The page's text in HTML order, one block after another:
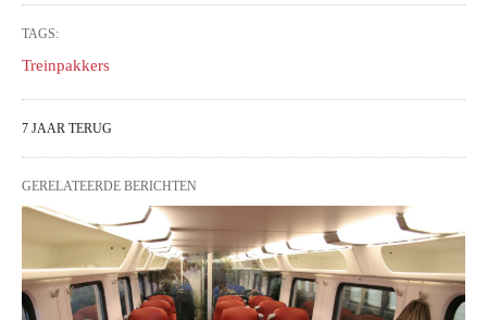
TAGS:
Treinpakkers
7 JAAR TERUG
GERELATEERDE BERICHTEN